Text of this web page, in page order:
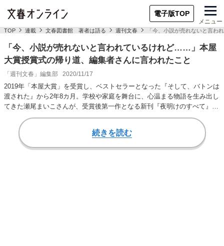
電子版TOP
メニュー
TOP 連載 文春図書館 著者は語る 週刊文春 「今、小説が売れないと言
「今、小説が売れないと言われているけれど……」本屋
大賞授賞式の帰り道、編集者さんに言われたこと
「週刊文春」編集部 2020/11/17
2019年「本屋大賞」を受賞し、ベストセラーとなった『そして、バトンは
渡された』から2年8カ月。学校や家庭を舞台に、心温まる物語を生み出し
てきた瀬尾まいこさんが、受賞後第一作となる新刊『夜明けのすべて』を
上梓した。…
続きを読む